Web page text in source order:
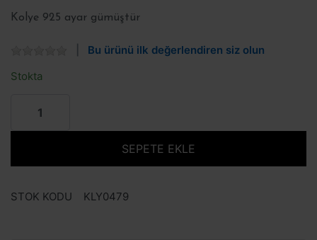
Kolye 925 ayar gümüştür
Bu ürünü ilk değerlendiren siz olun
Stokta
SEPETE EKLE
STOK KODU KLY0479